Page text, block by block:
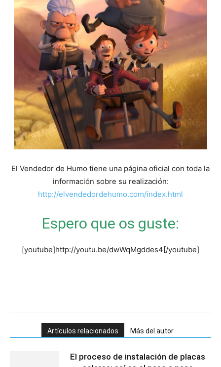
El Vendedor de Humo tiene una página oficial con toda la
información sobre su realización:
http://elvendedordehumo.com/index.html
Espero que os guste:
[youtube]http://youtu.be/dwWqMgddes4[/youtube]
Artículos relacionados Más del autor
El proceso de instalación de placas